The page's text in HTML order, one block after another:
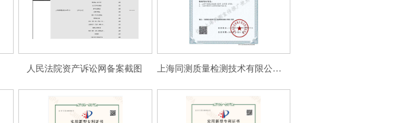
人民法院资产诉讼网备案截图 上海同测质量检测技术有限公司建设工程质量检测机构资质证书